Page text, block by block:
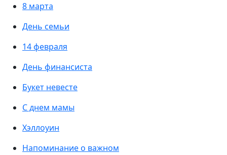
8 марта
День семьи
14 февраля
День финансиста
Букет невесте
С днем мамы
Хэллоуин
Напоминание о важном